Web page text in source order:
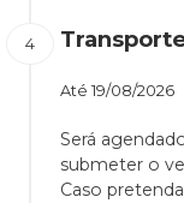
Até 19/08/2026
Será
submeter o
Caso